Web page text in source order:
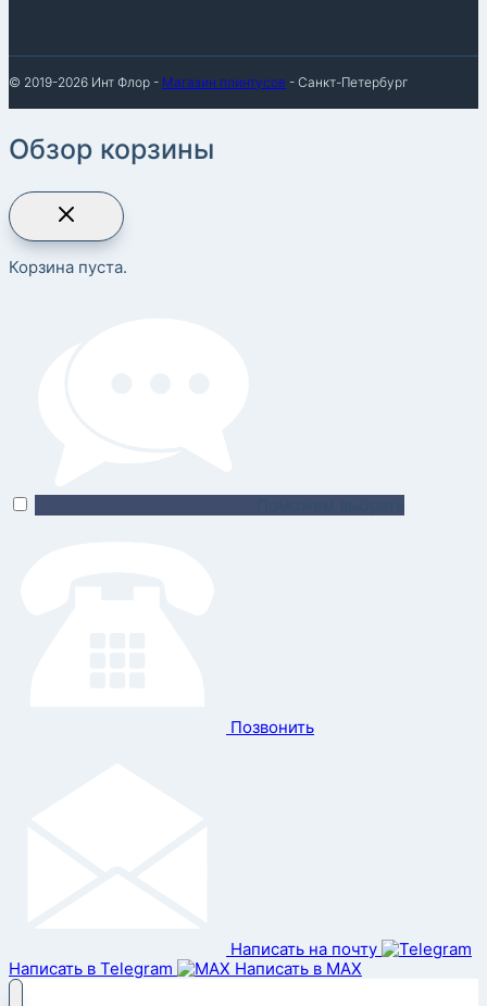
© 2019-2026 Инт Флор - Магазин плинтусов - Санкт-Петербург
Обзор корзины
Корзина пуста.
Позвонить
Написать на почту
Написать в Telegram
Написать в MAX